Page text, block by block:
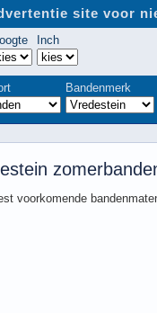
voorkomende
site voor
Inch
Bandenmerk